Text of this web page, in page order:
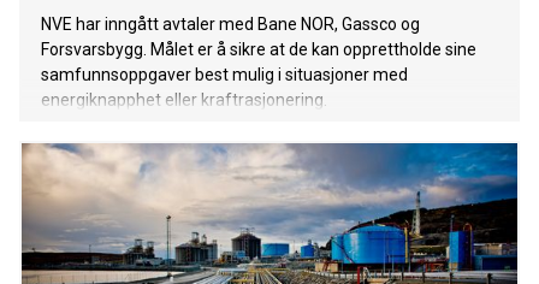
NVE har inngått avtaler med Bane NOR, Gassco og
Forsvarsbygg. Målet er å sikre at de kan opprettholde sine
samfunnsoppgaver best mulig i situasjoner med
energiknapphet eller kraftrasjonering.